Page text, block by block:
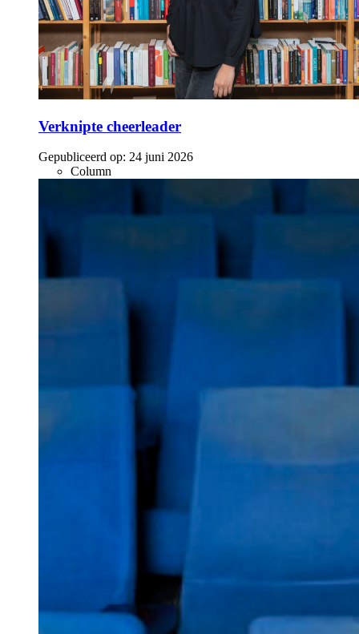
Verknipte cheerleader
Gepubliceerd op: 24 juni 2026
Column